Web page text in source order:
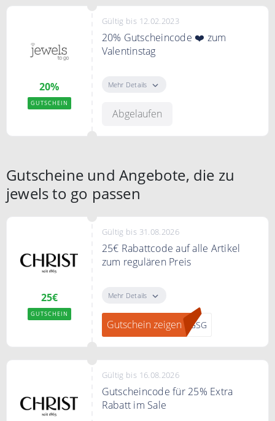
20%
GUTSCHEIN
Gültig bis 12.02.2023
20% Gutscheincode ❤️ zum
Valentinstag
Rabatt auf Deine Bestellung zum
Mehr Details
Abgelaufen
Gutscheine und Angebote, die zu
jewels to go passen
25€
GUTSCHEIN
Gültig bis 31.08.2026
25€ Rabattcode auf alle Artikel
zum regulären Preis
Artikel zum regulären Preis sparen
Bedingungen
MBW:180€
Mehr Details
Gutschein zeigen 8GSG
Gültig bis 16.08.2026
Gutscheincode für 25% Extra
Rabatt im Sale